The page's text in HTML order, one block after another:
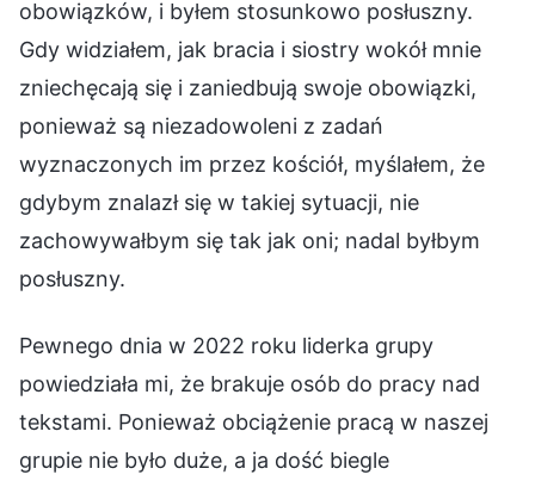
obowiązków, i byłem stosunkowo posłuszny.
Gdy widziałem, jak bracia i siostry wokół mnie
zniechęcają się i zaniedbują swoje obowiązki,
ponieważ są niezadowoleni z zadań
wyznaczonych im przez kościół, myślałem, że
gdybym znalazł się w takiej sytuacji, nie
zachowywałbym się tak jak oni; nadal byłbym
posłuszny.
Pewnego dnia w 2022 roku liderka grupy
powiedziała mi, że brakuje osób do pracy nad
tekstami. Ponieważ obciążenie pracą w naszej
grupie nie było duże, a ja dość biegle